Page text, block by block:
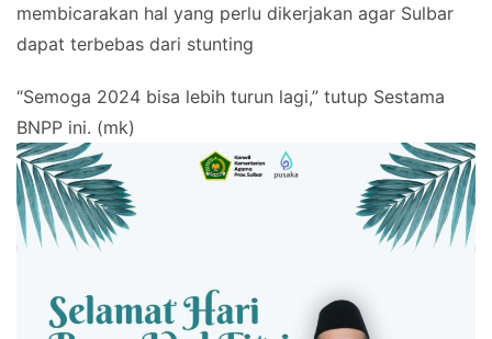
membicarakan hal yang perlu dikerjakan agar Sulbar
dapat terbebas dari stunting
“Semoga 2024 bisa lebih turun lagi,” tutup Sestama
BNPP ini. (mk)